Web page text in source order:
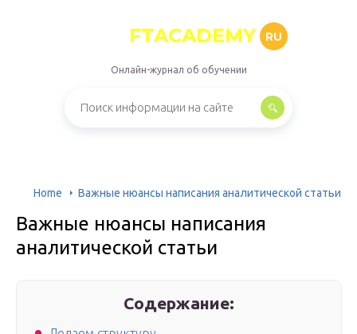
FTACADEMY RU
Онлайн-журнал об обучении
Home Важные нюансы написания аналитической статьи
Важные нюансы написания
аналитической статьи
Содержание: